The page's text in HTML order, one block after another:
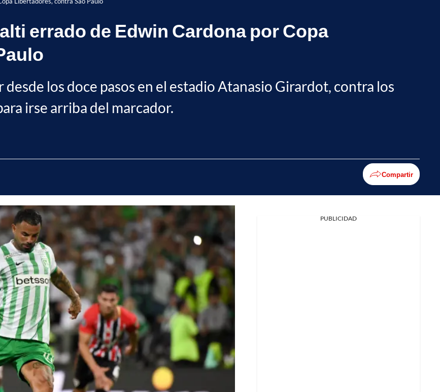
errado de Edwin Cardona por Copa
los doce pasos en el estadio Atanasio Girardot, contra los
irse arriba del marcador.
Compartir
PUBLICIDAD